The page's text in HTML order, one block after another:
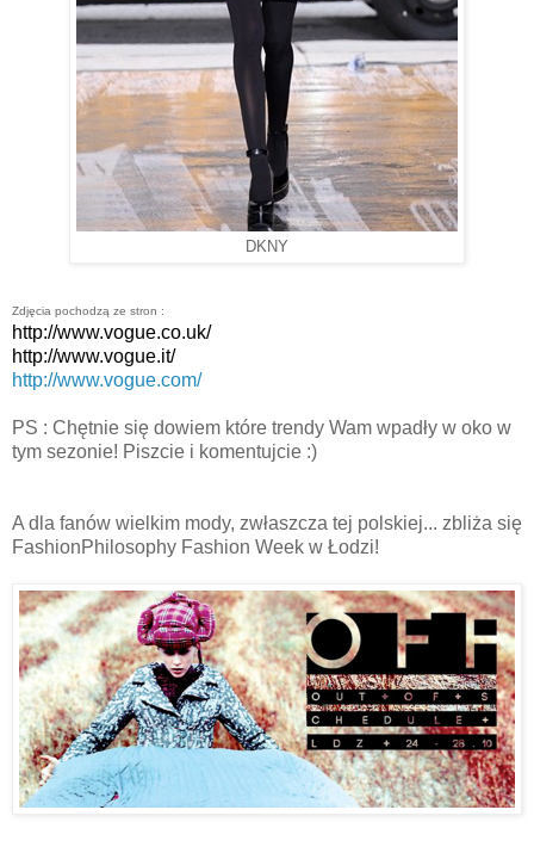
DKNY
Zdjęcia pochodzą ze stron :
http://www.vogue.co.uk/
http://www.vogue.it/
http://www.vogue.com/
PS : Chętnie się dowiem które trendy Wam wpadły w oko w
tym sezonie! Piszcie i komentujcie :)
A dla fanów wielkim mody, zwłaszcza tej polskiej... zbliża się
FashionPhilosophy Fashion Week w Łodzi!